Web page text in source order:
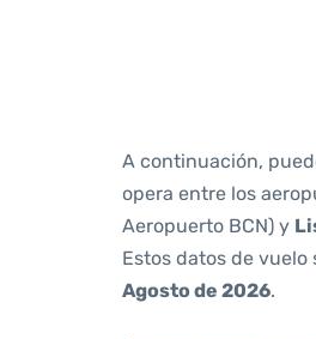
A continuación,
opera entre los
Aeropuerto BCN) y
Estos datos de
Agosto de 2026.